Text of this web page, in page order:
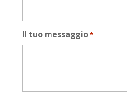
Il tuo messaggio*